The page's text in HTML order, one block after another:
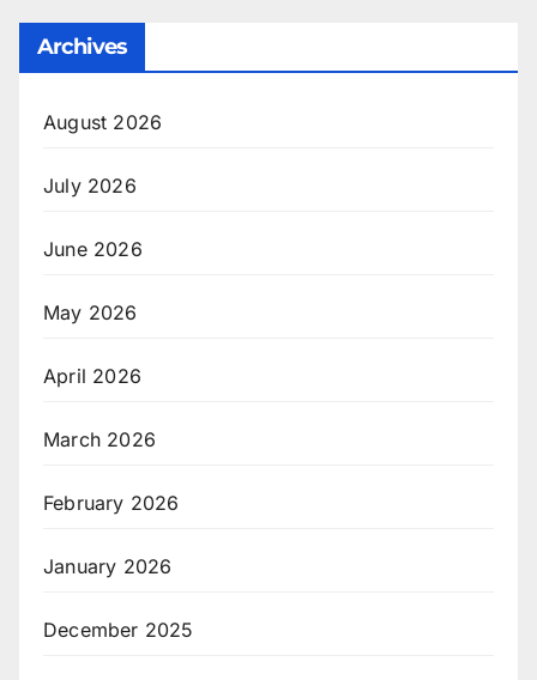
Archives
August 2026
July 2026
June 2026
May 2026
April 2026
March 2026
February 2026
January 2026
December 2025